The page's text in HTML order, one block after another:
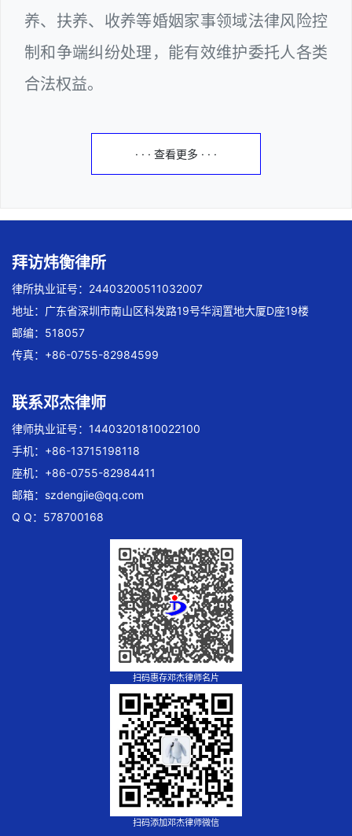
养、扶养、收养等婚姻家事领域法律风险控
制和争端纠纷处理，能有效维护委托人各类
合法权益。
· · · 查看更多 · · ·
拜访炜衡律所
律所执业证号：24403200511032007
地址：广东省深圳市南山区科发路19号华润置地大厦D座19楼
邮编：518057
传真：+86-0755-82984599
联系邓杰律师
律师执业证号：14403201810022100
手机：+86-13715198118
座机：+86-0755-82984411
邮箱： szdengjie@qq.com
Q Q：578700168
扫码惠存邓杰律师名片
扫码添加邓杰律师微信